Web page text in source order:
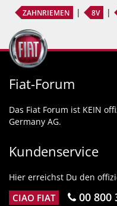
ZAHNRIEMEN 8V
Fiat-Forum
Das Fiat Forum ist KEIN
Germany AG.
Kundenservice
Hier erreichst Du den
CIAO FIAT 00 800